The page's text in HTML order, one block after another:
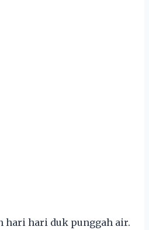
hari hari duk punggah air.